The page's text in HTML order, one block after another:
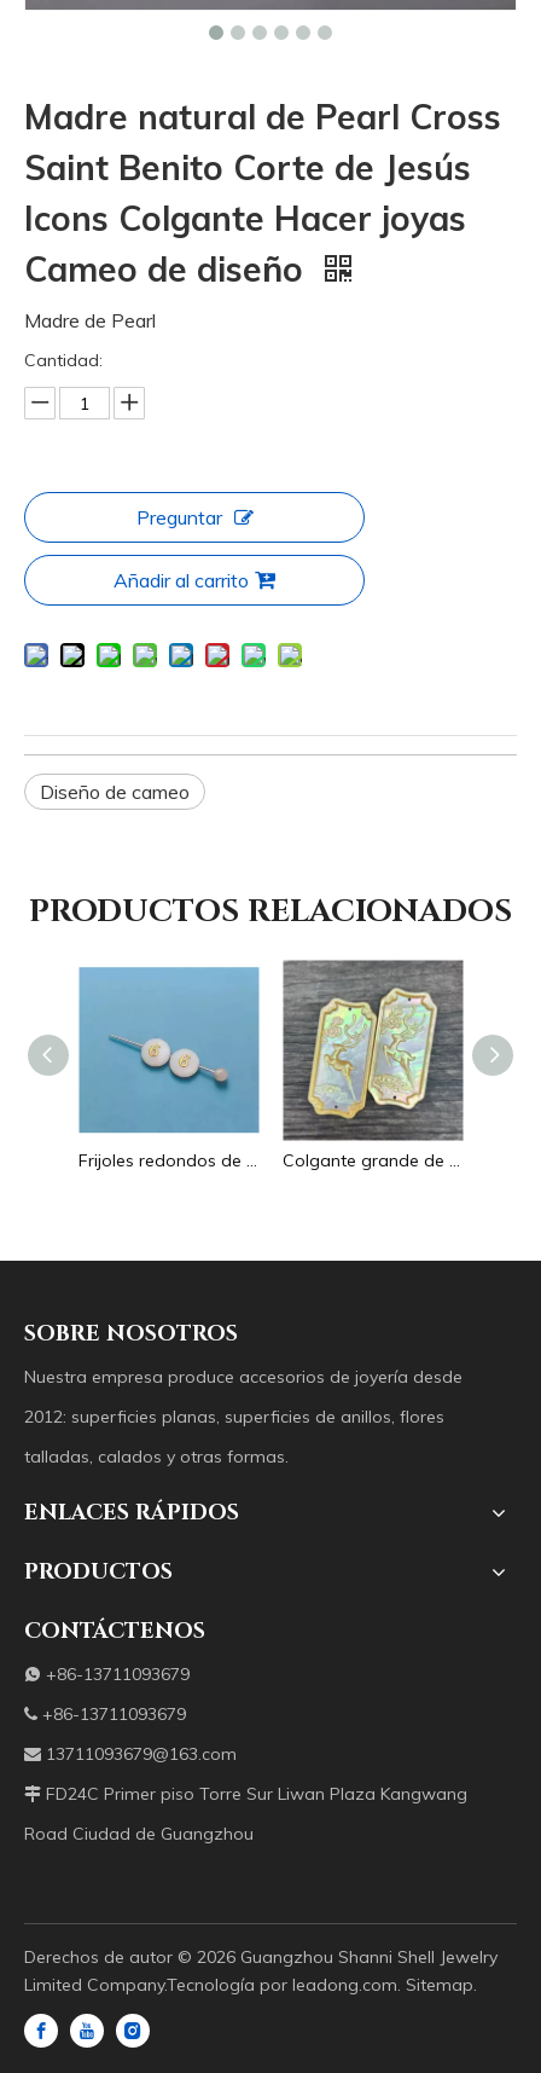
Madre natural de Pearl Cross
Saint Benito Corte de Jesús
Icons Colgante Hacer joyas
Cameo de diseño
Madre de Pearl
Cantidad:
Preguntar
Añadir al carrito
Diseño de cameo
PRODUCTOS RELACIONADOS
Frijoles redondos de nácar Natural para diseño de collar, corte de letras, cabujón de tamaño pequeño, fabricación de pulseras, concha de diseño Colgante grande de nácar Natural con imagen de animal, cuadrado de corte para collar con cabujón de diseño en relieve de concha amarilla
SOBRE NOSOTROS
Nuestra empresa produce accesorios de joyería desde
2012: superficies planas, superficies de anillos, flores
talladas, calados y otras formas.
ENLACES RÁPIDOS
PRODUCTOS
CONTÁCTENOS
 +86-13711093679
 +86-13711093679
 13711093679@163.com
 FD24C Primer piso Torre Sur Liwan Plaza Kangwang
Road Ciudad de Guangzhou
Derechos de autor ©️ 2026 Guangzhou Shanni Shell Jewelry
Limited Company.Tecnología por leadong.com. Sitemap.